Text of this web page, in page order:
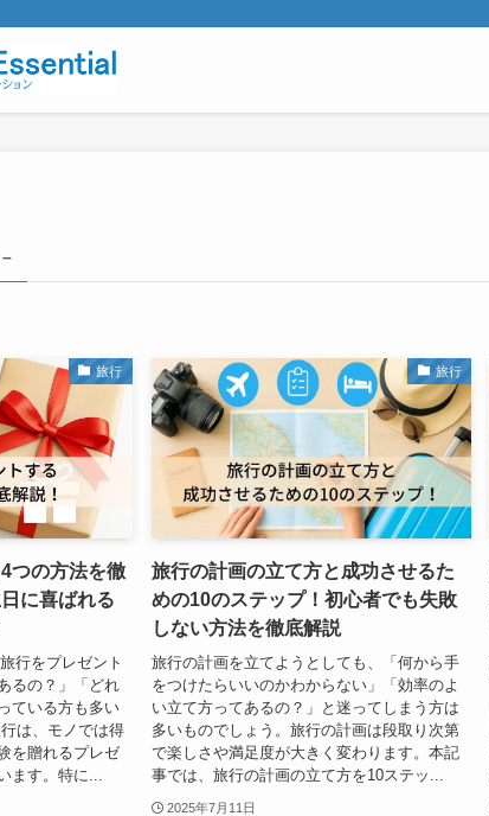
旅行
つの方法を徹
に喜ばれる
行をプレゼント
るの？」「どれ
ている方も多い
は、モノでは得
を贈れるプレゼ
ます。特に...
旅行
旅行の計画の立て方と成功させるた
めの10のステップ！初心者でも失敗
しない方法を徹底解説
旅行の計画を立てようとしても、「何から手
をつけたらいいのかわからない」「効率のよ
い立て方ってあるの？」と迷ってしまう方は
多いものでしょう。旅行の計画は段取り次第
で楽しさや満足度が大きく変わります。本記
事では、旅行の計画の立て方を10ステッ...
2025年7月11日